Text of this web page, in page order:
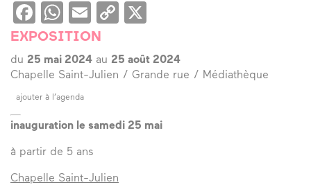
Facebook
WhatsApp
EmailCopy
EXPOSITION
du 25 mai 2024 au 25 août 2024
Chapelle Saint-Julien / Grande rue / Médiathèque
ajouter à l’agenda
inauguration le samedi 25 mai
à partir de 5 ans
Chapelle Saint-Julien